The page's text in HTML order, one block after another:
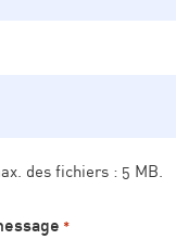
des fichiers : 5 MB.
*